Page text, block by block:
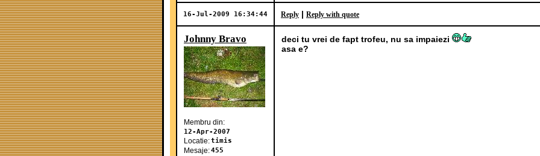
16-Jul-2009 16:34:44 Reply | Reply with quote
Johnny Bravo
Membru din:
12-Apr-2007
Locatie:timis
Mesaje:455
deci tu vrei de fapt trofeu, nu sa impaiezi
asa e?